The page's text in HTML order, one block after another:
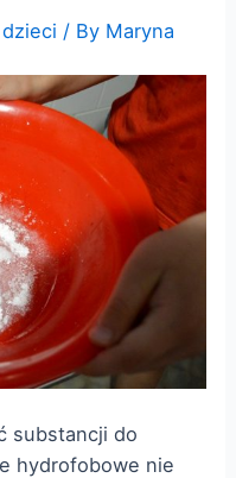
/ By Maryna
substancji do
hydrofobowe nie